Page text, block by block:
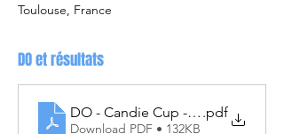
Toulouse, France
DO et résultats
DO - Candie Cup - 15.12.2024
.pdf
Download PDF • 132KB